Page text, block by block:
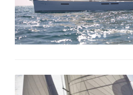
123